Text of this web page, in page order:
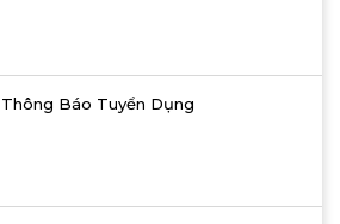
Thông Báo Tuyển Dụng